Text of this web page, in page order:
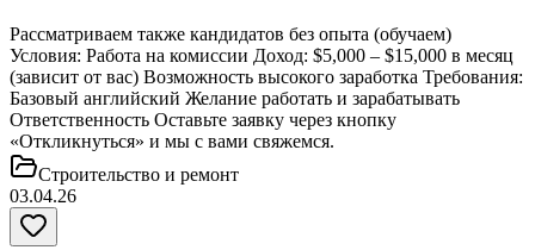
Рассматриваем также кандидатов без опыта (обучаем)
Условия: Работа на комиссии Доход: $5,000 – $15,000 в месяц
(зависит от вас) Возможность высокого заработка Требования:
Базовый английский Желание работать и зарабатывать
Ответственность Оставьте заявку через кнопку
«Откликнуться» и мы с вами свяжемся.
Строительство и ремонт
03.04.26